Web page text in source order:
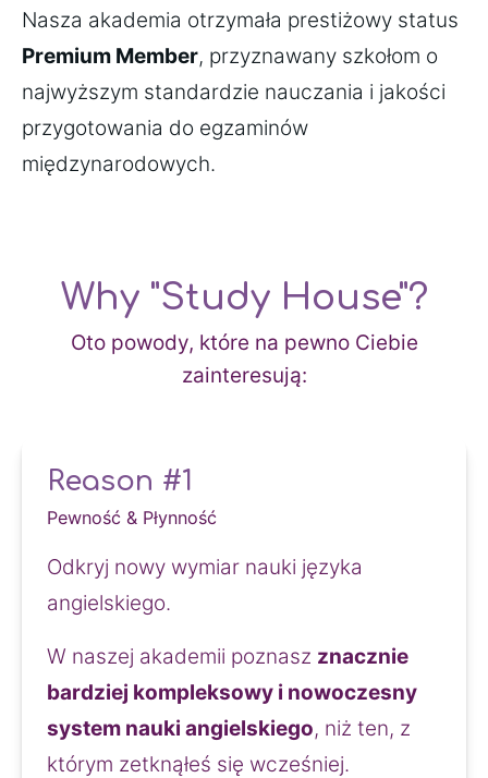
Premium Member, przyznawany szkołom o
najwyższym standardzie nauczania i jakości
przygotowania do egzaminów
międzynarodowych.
Why "Study House"?
Oto powody, które na pewno Ciebie
zainteresują:
Reason #1
Pewność & Płynność
Odkryj nowy wymiar nauki języka
angielskiego.
W naszej akademii poznasz znacznie
bardziej kompleksowy i nowoczesny
system nauki angielskiego, niż ten, z
którym zetknąłeś się wcześniej.